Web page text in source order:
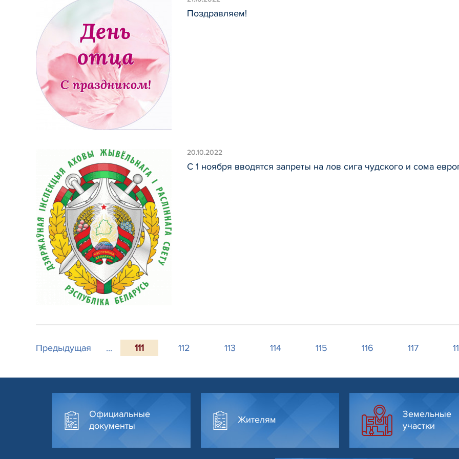
Поздравляем!
20.10.2022
С 1 ноября вводятся запреты на лов сига чудского и сома
Предыдущая ... 111 112 113 114 115 116 117
Официальные
документы
Жителям
Земельные
участки